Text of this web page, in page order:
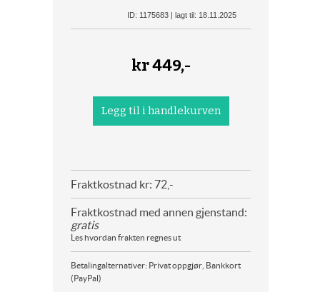
ID: 1175683 | lagt til: 18.11.2025
kr449,-
Fraktkostnad kr: 72,-
Fraktkostnad med annen gjenstand:
gratis
Les hvordan frakten regnes ut
Betalingalternativer: Privat oppgjør, Bankkort
(PayPal)